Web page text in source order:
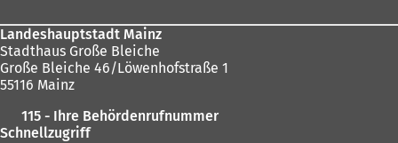
u
n
T
b
)
e
Landeshauptstadt Mainz
Stadthaus Große Bleiche
Große Bleiche 46/Löwenhofstraße 1
55116 Mainz
115 - Ihre Behördenrufnummer
Schnellzugriff